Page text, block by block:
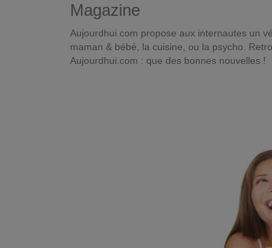
Magazine
Aujourdhui.com propose aux internautes un
maman & bébé, la cuisine, ou la psycho.
Aujourdhui.com : que des bonnes nouvelles !